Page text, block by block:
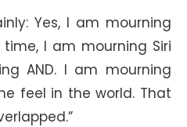
Yes, I am mourning
I am mourning Siri
AND. I am mourning
feel in the world. That